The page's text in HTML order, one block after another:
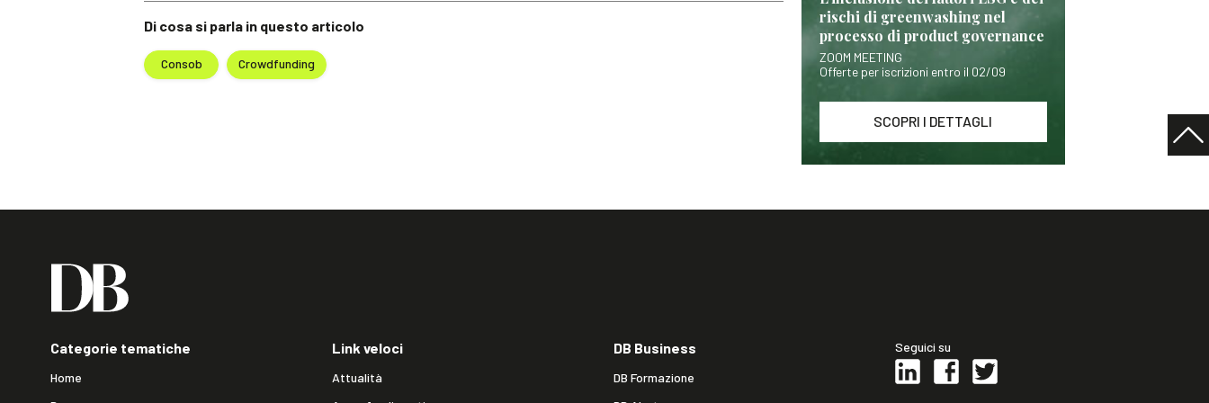
Di cosa si parla in questo articolo
Consob Crowdfunding
rischi di greenwashing nel
processo di product governance
ZOOM MEETING
Offerte per iscrizioni entro il 02/09
SCOPRI I DETTAGLI
Categorie tematiche
Home
Link veloci
Attualità
DB Business
DB Formazione
Seguici su